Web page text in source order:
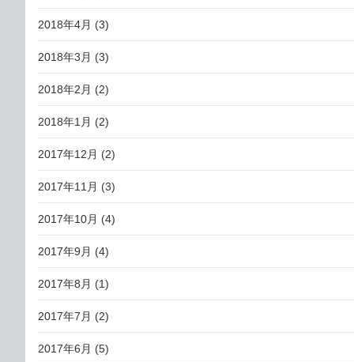
2018年4月 (3)
2018年3月 (3)
2018年2月 (2)
2018年1月 (2)
2017年12月 (2)
2017年11月 (3)
2017年10月 (4)
2017年9月 (4)
2017年8月 (1)
2017年7月 (2)
2017年6月 (5)